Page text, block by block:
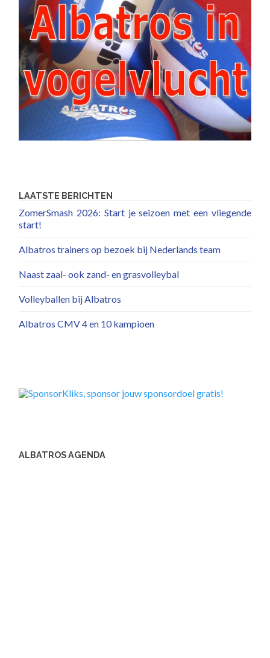
LAATSTE BERICHTEN
ZomerSmash 2026: Start je seizoen met een vliegende
start!
Albatros trainers op bezoek bij Nederlands team
Naast zaal- ook zand- en grasvolleybal
Volleyballen bij Albatros
Albatros CMV 4 en 10 kampioen
ALBATROS AGENDA